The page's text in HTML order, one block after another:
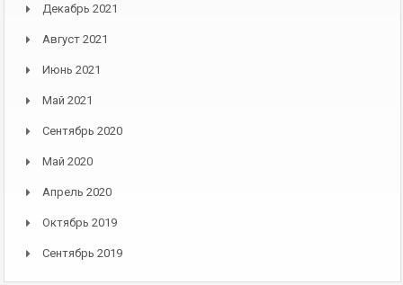
Декабрь 2021
Август 2021
Июнь 2021
Май 2021
Сентябрь 2020
Май 2020
Апрель 2020
Октябрь 2019
Сентябрь 2019